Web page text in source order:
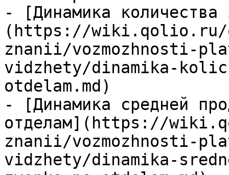
- [Динамика количества
(https://wiki.qolio.ru/
znanii/vozmozhnosti-
vidzhety/dinamika-
otdelam.md)
- [Динамика средней
отделам](https://
znanii/vozmozhnosti-
vidzhety/dinamika-